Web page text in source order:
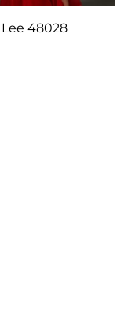
48028